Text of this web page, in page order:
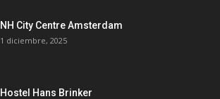
NH City Centre Amsterdam
1 diciembre, 2025
Hostel Hans Brinker